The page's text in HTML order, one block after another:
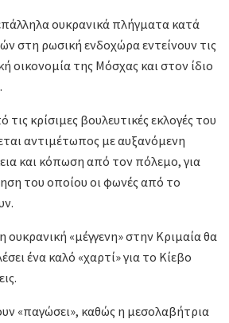
ουκρανικά πλήγματα κατά
στη ρωσική ενδοχώρα εντείνουν τις
οικονομία της Μόσχας και στον ίδιο
τις κρίσιμες βουλευτικές εκλογές του
αντιμέτωπος με αυξανόμενη
και κόπωση από τον πόλεμο, για
του οποίου οι φωνές από το
ουκρανική «μέγγενη» στην Κριμαία θα
ένα καλό «χαρτί» για το Κίεβο
«παγώσει», καθώς η μεσολαβήτρια